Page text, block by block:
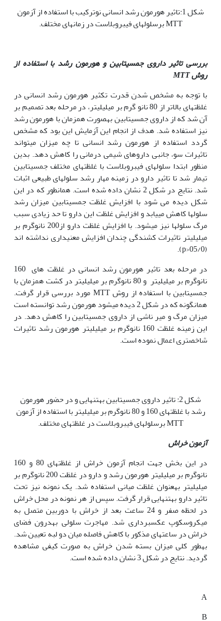
شکل 1:تاثیر هورمون رشد انسانی نوترکیب با استفاده از آزمون
MTT برسلول­های فیبروبلاست در زمان­های مختلف.
بررسی تاثیر داروی جمسیتابین و هورمون رشد با استفاده از
روشMTT
با توجه به مشخص شدن قدرت تکثیر هورمون رشد انسانی در
غلظت‫های بالاتر از 80 نانو گرم بر میلی‏لیتر، در مرحله بعد تصمیم بر
آن شد که از داروی جمسیتابین به‏صورت همزمان با هورمون رشد
نیز استفاده شد. هدف از انجام این آزمایش این بود که مشخص
گردد استفاده از هورمون رشد انسانی تا چه میزان می‫تواند
تاثیرات سو، جانبی داروهای شیمی درمانی را کاهش دهد. بدین
منظور ابتدا سلول‫های فیبروبلاست با غلظت‏های مختلف جمسیتابین
تیمار شد تا تاثیر دارو در زمینه مهار رشد سلول‫های طبیعی اثبات
شد. نتایج در شکل 2 نشان داده شده است. همان‫طور که در این
شکل دیده می شود با افزایش غلظت جمسیتابین میزان رشد
سلول‫ها کاهش می‫یابد و افزایش غلظت این دارو تا حد زیادی سبب
مرگ سلول‫ها نیز می‫شود. با افزایش غلظت دارو از200 نانوگرم بر
میلی‫لیتر تاثیرات کشندگی چندان افزایش معنی‫داری نداشته اند
(05/0<p).
در مرحله بعد تاثیر هورمون رشد انسانی در غلظت های 160
نانوگرم بر میلی‫لیتر و 80 نانوگرم بر میلی‫لیتر در کشت همزمان با
جمسیتابین با استفاده از روش MTT مورد بررسی قرار گرفت.
همانگونه که در شکل 2 دیده می‫شود هورمون رشد توانسته است
میزان مرگ و میر ناشی از داروی جمسیتابین را کاهش دهد. در
این زمینه غلظت 160 نانوگرم بر میلی‫لیتر هورمون رشد تاثیرات
شاخص‫تری اعمال نموده است.
شکل 2: تاثیر داروی جمسیتابین به‫تنهایی و در حضور هورمون
رشد با غلظت­های 160 و 80 نانوگرم بر میلی‫لیتر با استفاده از آزمون
MTT برسلول­های فیبروبلاست در غلظت­های مختلف.
آزمون خراش
در این بخش جهت انجام آزمون خراش از غلظت‫های 80 و 160
نانوگرم بر میلی‏لیتر هورمون رشد و دارو در غلظت 200 نانوگرم بر
میلی‏لیتر به‏عنوان غلظت میانی استفاده شد. یک نمونه نیز تحت
تاثیر دارو به‏تنهایی قرار گرفت. سپس از هر نمونه در محل خراش
در لحظه صفر و 24 ساعت بعد از خراش با دوربین متصل به
میکروسکوپ عکس‫برداری شد. مهاجرت سلولی به‏درون فضای
خراش در ساعت‏های مذکور با کاهش فاصله میان دو لبه تعیین شد.
به‏طور کلی میزان بسته شدن خراش به صورت کیفی مشاهده
گردید. نتایج در شکل 3 نشان داده شده است.
A
B